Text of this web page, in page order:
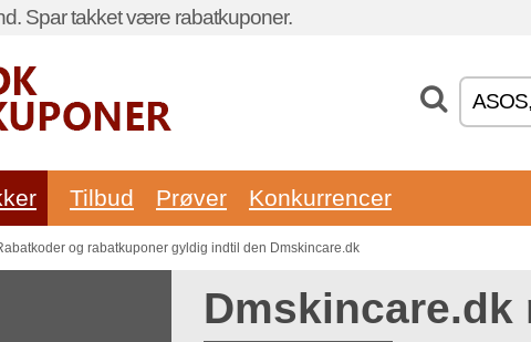
Spar takket være rabatkuponer.
Tilbud Prøver Konkurrencer
og rabatkuponer gyldig indtil den Dmskincare.dk
Dmskincare.dk